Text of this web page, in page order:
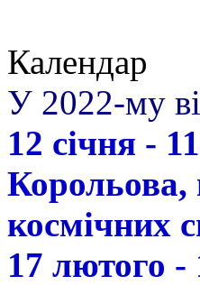
Календар
У 2022-му
12 січня -
Корольова,
космічних
17 лютого